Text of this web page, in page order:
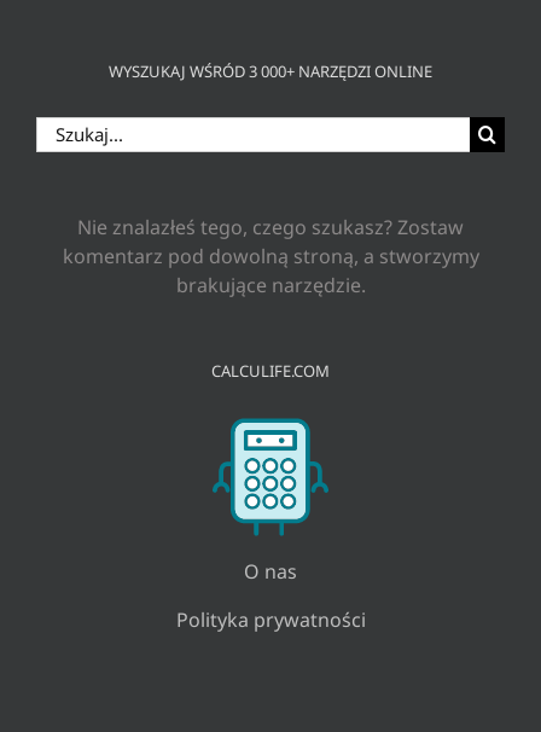
WYSZUKAJ WŚRÓD 3 000+ NARZĘDZI ONLINE
Szukaj
Nie znalazłeś tego, czego szukasz? Zostaw
komentarz pod dowolną stroną, a stworzymy
brakujące narzędzie.
CALCULIFE.COM
O nas
Polityka prywatności